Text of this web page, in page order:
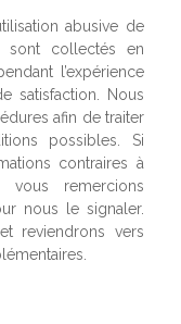
abusive de
sont collectés en
l’expérience
satisfaction. Nous
afin de traiter
possibles. Si
contraires à
vous remercions
nous le signaler.
reviendrons vers